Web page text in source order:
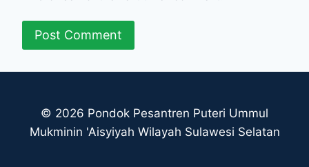
© 2026 Pondok Pesantren Puteri Ummul
Mukminin 'Aisyiyah Wilayah Sulawesi Selatan